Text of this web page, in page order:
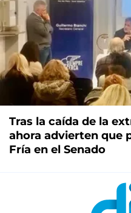
Tras la caída de la
ahora advierten que
Fría en el Senado